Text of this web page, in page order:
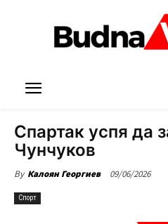
Спартак успя да
Чунчуков
By Калоян Георгиев 09/06/2026
Спорт